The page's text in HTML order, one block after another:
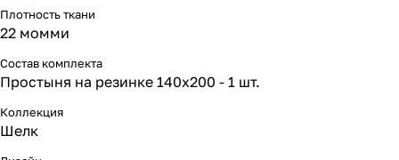
Плотность ткани
22 момми
Состав комплекта
Простыня на резинке 140х200 - 1 шт.
Коллекция
Шелк